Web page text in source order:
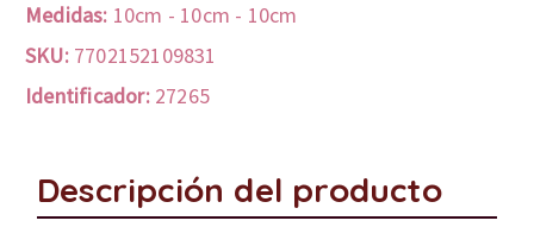
Medidas: 10cm - 10cm - 10cm
SKU: 7702152109831
Identificador: 27265
Descripción del producto